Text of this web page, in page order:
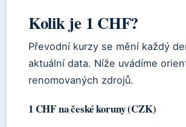
Kolik je 1 CHF?
Převodní kurzy se mění každý
aktuální data. Níže uvádíme
renomovaných zdrojů.
1 CHF na české koruny (CZK)